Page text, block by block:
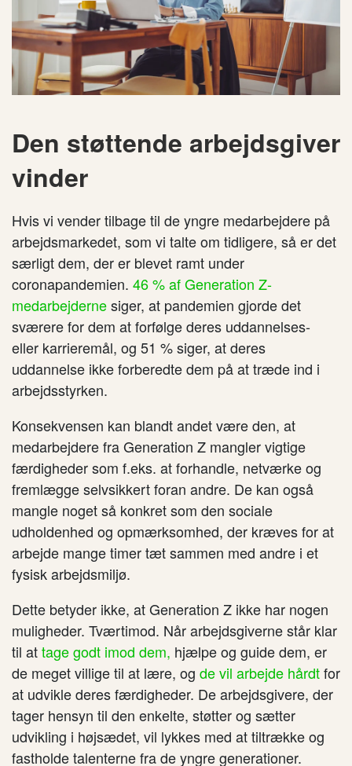
Den støttende arbejdsgiver
vinder
Hvis vi vender tilbage til de yngre medarbejdere på
arbejdsmarkedet, som vi talte om tidligere, så er det
særligt dem, der er blevet ramt under
coronapandemien. 46 % af Generation Z-
medarbejdernesiger, at pandemien gjorde det
sværere for dem at forfølge deres uddannelses-
eller karrieremål, og 51 % siger, at deres
uddannelse ikke forberedte dem på at træde ind i
arbejdsstyrken.
Konsekvensen kan blandt andet være den, at
medarbejdere fra Generation Z mangler vigtige
færdigheder som f.eks. at forhandle, netværke og
fremlægge selvsikkert foran andre. De kan også
mangle noget så konkret som den sociale
udholdenhed og opmærksomhed, der kræves for at
arbejde mange timer tæt sammen med andre i et
fysisk arbejdsmiljø.
Dette betyder ikke, at Generation Z ikke har nogen
muligheder. Tværtimod. Når arbejdsgiverne står klar
til attage godt imod dem, hjælpe og guide dem, er
de meget villige til at lære, og de vil arbejde hårdtfor
at udvikle deres færdigheder. De arbejdsgivere, der
tager hensyn til den enkelte, støtter og sætter
udvikling i højsædet, vil lykkes med at tiltrække og
fastholde talenterne fra de yngre generationer.